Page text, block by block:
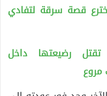
قصة سرقة لتفادي
رضيعتها داخل